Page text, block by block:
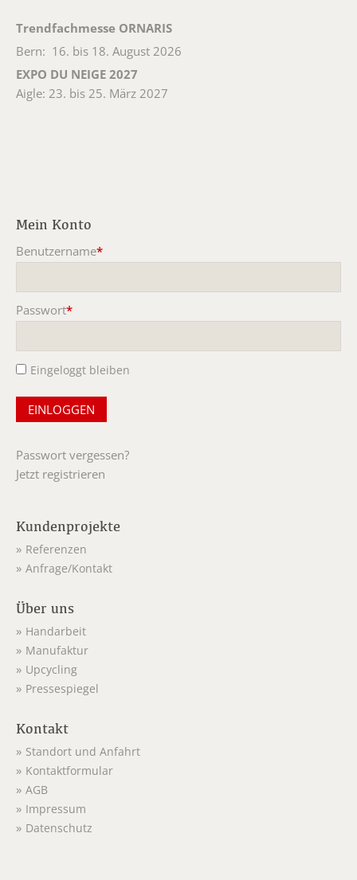
Trendfachmesse ORNARIS
Bern: 16. bis 18. August 2026
EXPO DU NEIGE 2027
Aigle: 23. bis 25. März 2027
Mein Konto
Benutzername*
Passwort*
Eingeloggt bleiben
Passwort vergessen?
Jetzt registrieren
Kundenprojekte
Referenzen
Anfrage/Kontakt
Über uns
Handarbeit
Manufaktur
Upcycling
Pressespiegel
Kontakt
Standort und Anfahrt
Kontaktformular
AGB
Impressum
Datenschutz